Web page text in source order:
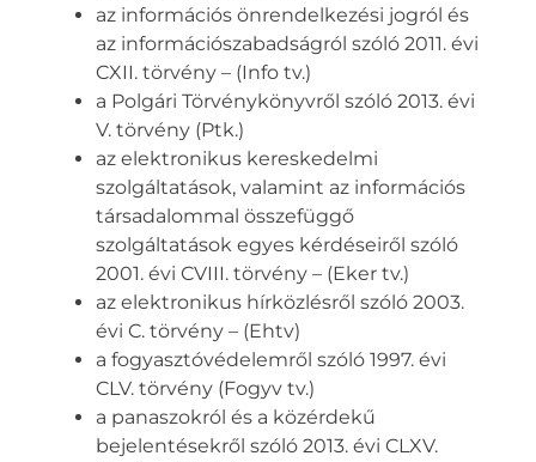
az információs önrendelkezési jogról és
az információszabadságról szóló 2011. évi
CXII. törvény – (Info tv.)
a Polgári Törvénykönyvről szóló 2013. évi
V. törvény (Ptk.)
az elektronikus kereskedelmi
szolgáltatások, valamint az információs
társadalommal összefüggő
szolgáltatások egyes kérdéseiről szóló
2001. évi CVIII. törvény – (Eker tv.)
az elektronikus hírközlésről szóló 2003.
évi C. törvény – (Ehtv)
a fogyasztóvédelemről szóló 1997. évi
CLV. törvény (Fogyv tv.)
a panaszokról és a közérdekű
bejelentésekről szóló 2013. évi CLXV.